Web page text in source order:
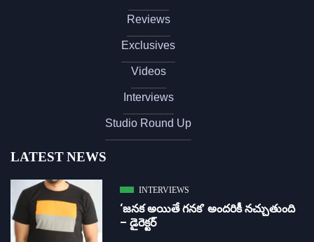
Reviews
Exclusives
Videos
Interviews
Studio Round Up
LATEST NEWS
INTERVIEWS
‘జ‌న‌క అయితే గ‌న‌క‌’ అందరికీ నచ్చుతుంది
– డైరెక్ట‌ర్